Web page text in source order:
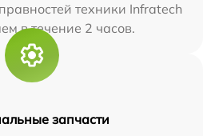
техники Infratech
в течение 2 часов.
запчасти